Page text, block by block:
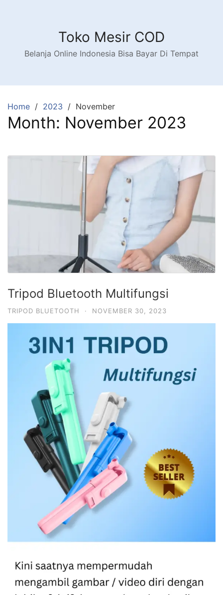
Toko Mesir COD
Belanja Online Indonesia Bisa Bayar Di Tempat
Home 2023 November
Month: November 2023
Tripod Bluetooth Multifungsi
TRIPOD BLUETOOTH · NOVEMBER 30, 2023